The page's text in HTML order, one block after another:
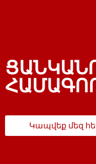
Կապվեք մեզ